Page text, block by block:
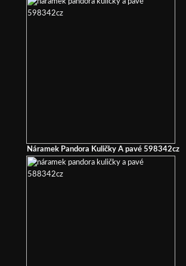
Náramek Pandora Kuličky A pavé 598342cz